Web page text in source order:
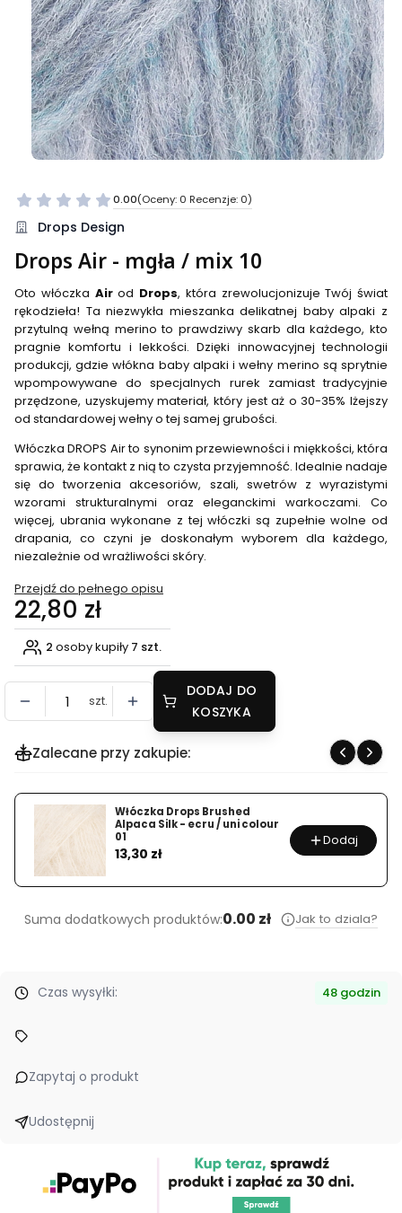
0.00(Oceny: 0 Recenzje: 0)
Przejdź do sekcji Opinie
Drops Design
Drops Air - mgła / mix 10
Oto włóczka Airod Drops, która zrewolucjonizuje Twój świat
rękodzieła! Ta niezwykła mieszanka delikatnej baby alpaki z
przytulną wełną merino to prawdziwy skarb dla każdego, kto
pragnie komfortu i lekkości. Dzięki innowacyjnej technologii
produkcji, gdzie włókna baby alpaki i wełny merino są sprytnie
wpompowywane do specjalnych rurek zamiast tradycyjnie
przędzone, uzyskujemy materiał, który jest aż o 30-35% lżejszy
od standardowej wełny o tej samej grubości.
Włóczka DROPS Air to synonim przewiewności i miękkości, która
sprawia, że kontakt z nią to czysta przyjemność. Idealnie nadaje
się do tworzenia akcesoriów, szali, swetrów z wyrazistymi
wzorami strukturalnymi oraz eleganckimi warkoczami. Co
więcej, ubrania wykonane z tej włóczki są zupełnie wolne od
drapania, co czyni je doskonałym wyborem dla każdego,
niezależnie od wrażliwości skóry.
Przejdź do pełnego opisu
Cena
22,80 zł
2 osoby kupiły 7 szt.
szt.
DODAJ DO
KOSZYKA
Zalecane przy zakupie:
Włóczka Cashmerini –
Pudrowy Róż (5440) 50g
Cena
52,90 zł Dodaj
Suma dodatkowych produktów:0.00 zł Jak to dziala?
Czas wysyłki: 48 godzin
Zapytaj o produkt
Udostępnij